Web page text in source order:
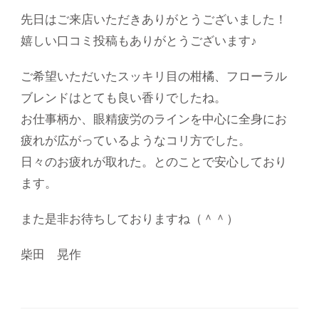
先日はご来店いただきありがとうございました！
嬉しい口コミ投稿もありがとうございます♪
ご希望いただいたスッキリ目の柑橘、フローラル
ブレンドはとても良い香りでしたね。
お仕事柄か、眼精疲労のラインを中心に全身にお
疲れが広がっているようなコリ方でした。
日々のお疲れが取れた。とのことで安心しており
ます。
また是非お待ちしておりますね（＾＾）
柴田 晃作